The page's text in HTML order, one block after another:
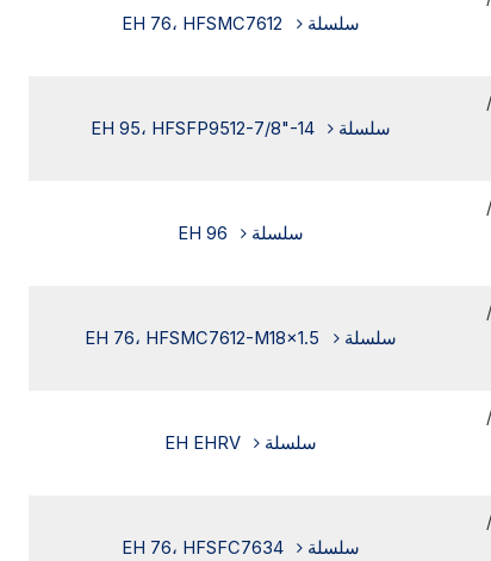
سلسلة EH 76، HFSMC7612
سلسلة EH 95، HFSFP9512-7/8"-14
سلسلة EH 96
سلسلة EH 76، HFSMC7612-M18x1.5
سلسلة EH EHRV
سلسلة EH 76، HFSFC7634